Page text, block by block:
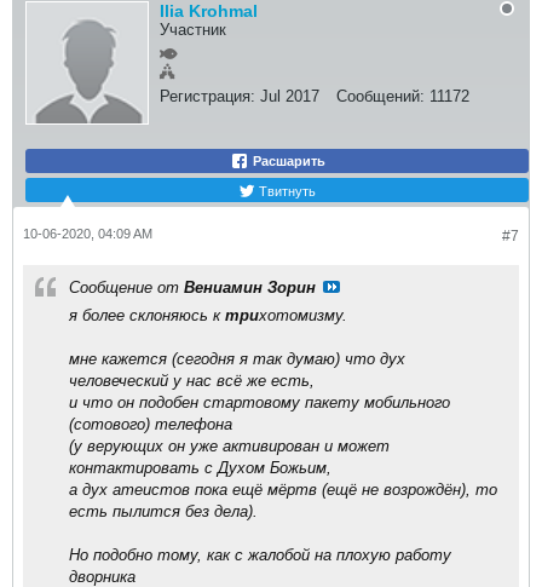
Ilia Krohmal
Участник
Регистрация: Jul 2017 Сообщений: 11172
Расшарить
Твитнуть
#7
10-06-2020, 04:09 AM
Сообщение от Вениамин Зорин
я более склоняюсь к трихотомизму.
мне кажется (сегодня я так думаю) что дух
человеческий у нас всё же есть,
и что он подобен стартовому пакету мобильного
(сотового) телефона
(у верующих он уже активирован и может
контактировать с Духом Божьим,
а дух атеистов пока ещё мёртв (ещё не возрождён), то
есть пылится без дела).
Но подобно тому, как с жалобой на плохую работу
дворника